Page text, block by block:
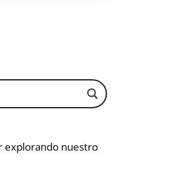
explorando nuestro